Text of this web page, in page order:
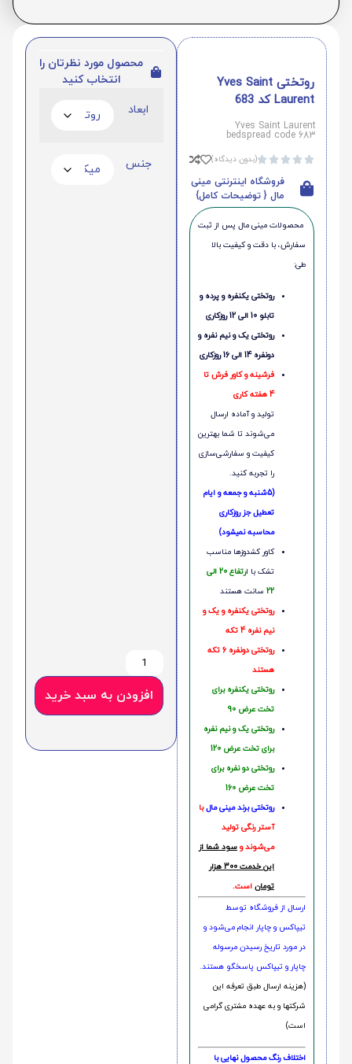
روتختی Yves Saint
Laurent کد 683
Yves Saint Laurent
bedspread code 683




(بدون دیدگاه)
فروشگاه اینترنتی مینی
مال { توضیحات کامل}
محصولات مینی‌ مال پس از ثبت
سفارش، با دقت و کیفیت بالا
طی:
روتختی یکنفره و پرده و
تابلو 10 الی 12 روزکاری
روتختی یک و نیم نفره و
دونفره 14 الی 16 روزکاری
فرشینه و کاور فرش تا
4 هفته کاری
تولید و آماده ارسال
می‌شوند تا شما بهترین
کیفیت و سفارشی‌سازی
را تجربه کنید.
(5شنبه و جمعه و ایام
تعطیل جز روزکاری
محاسبه نمیشود)
کاور کشدوزها مناسب
تشک با ا
رتفاع 20 الی
22 سانت هستند
روتختی یکنفره و یک و
نیم نفره 4 تکه
روتختی دونفره 6 تکه
هستند
روتختی یکنفره برای
تخت عرض 90
روتختی یک و نیم نفره
برای تخت عرض 120
روتختی دو نفره برای
تخت عرض 160
روتختی‌ برند مینی مالبا
آستر رنگی تولید
می‌شوند و سود شما از
این خدمت 300 هزار
تومان است.
ارسال از فروشگاه توسط
تیپاکس و چاپار انجام می‌شود و
در مورد تاریخ رسیدن مرسوله
چاپار و تیپاکس پاسخگو هستند.
(هزینه ارسال طبق تعرفه این
شرکتها و به عهده مشتری گرامی
است)
اختلاف رنگ محصول نهایی با
محصول مورد نظرتان را
انتخاب کنید
ابعاد
جنس
افزودن به سبد خرید